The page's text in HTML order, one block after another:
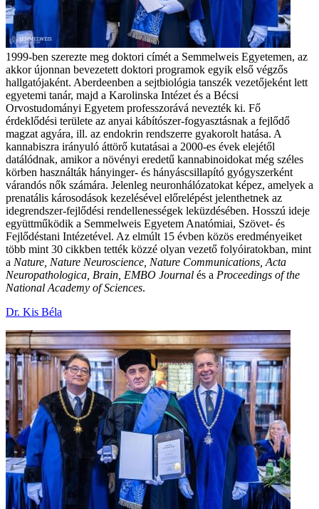
1999-ben szerezte meg doktori címét a Semmelweis Egyetemen, az
akkor újonnan bevezetett doktori programok egyik első végzős
hallgatójaként. Aberdeenben a sejtbiológia tanszék vezetőjeként lett
egyetemi tanár, majd a Karolinska Intézet és a Bécsi
Orvostudományi Egyetem professzorává nevezték ki. Fő
érdeklődési területe az anyai kábítószer-fogyasztásnak a fejlődő
magzat agyára, ill. az endokrin rendszerre gyakorolt hatása. A
kannabiszra irányuló áttörő kutatásai a 2000-es évek elejétől
datálódnak, amikor a növényi eredetű kannabinoidokat még széles
körben használták hányinger- és hányáscsillapító gyógyszerként
várandós nők számára. Jelenleg neuronhálózatokat képez, amelyek a
prenatális károsodások kezelésével előrelépést jelenthetnek az
idegrendszer-fejlődési rendellenességek leküzdésében. Hosszú ideje
együttműködik a Semmelweis Egyetem Anatómiai, Szövet- és
Fejlődéstani Intézetével. Az elmúlt 15 évben közös eredményeiket
több mint 30 cikkben tették közzé olyan vezető folyóiratokban, mint
a Nature, Nature Neuroscience, Nature Communications, Acta
Neuropathologica, Brain, EMBO Journal és a Proceedings of the
National Academy of Sciences.
Dr. Kis Béla